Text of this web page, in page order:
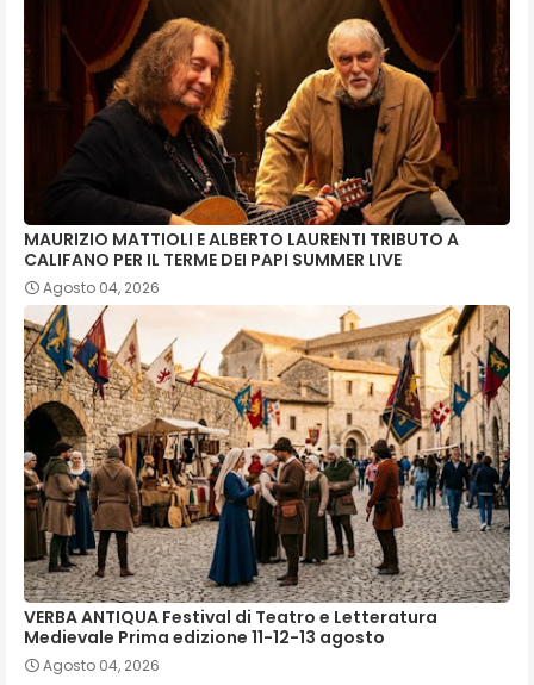
MAURIZIO MATTIOLI E ALBERTO LAURENTI TRIBUTO A
CALIFANO PER IL TERME DEI PAPI SUMMER LIVE
Agosto 04, 2026
VERBA ANTIQUA Festival di Teatro e Letteratura
Medievale Prima edizione 11-12-13 agosto
Agosto 04, 2026